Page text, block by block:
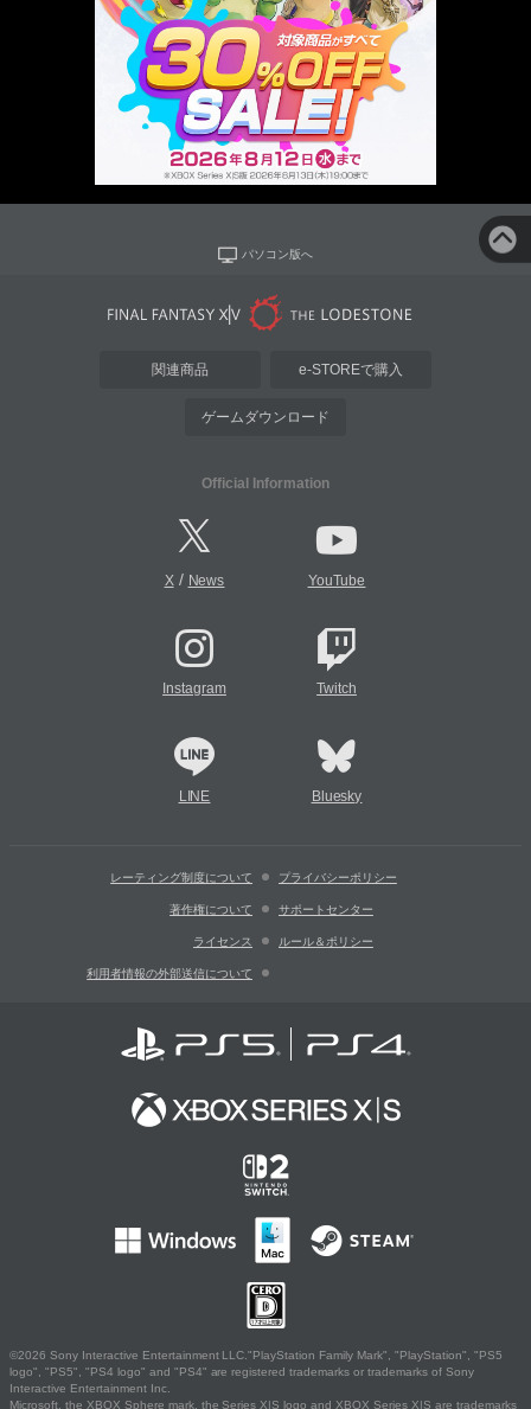
パソコン版へ
関連商品 e-STOREで購入
ゲームダウンロード
Official Information
X/ News YouTube
Instagram Twitch
LINE Bluesky
レーティング制度について プライバシーポリシー
著作権について サポートセンター
ライセンス ルール＆ポリシー
利用者情報の外部送信について
©2026 Sony Interactive Entertainment LLC."PlayStation Family Mark", "PlayStation", "PS5
logo", "PS5", "PS4 logo" and "PS4" are registered trademarks or trademarks of Sony
Interactive Entertainment Inc.
Microsoft, the XBOX Sphere mark, the Series X|S logo and XBOX Series X|S are trademarks